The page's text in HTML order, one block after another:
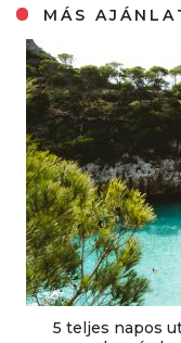
MÁS
5 teljes napos